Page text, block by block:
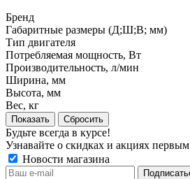
Бренд
Габаритные размеры (Д;Ш;В; мм)
Тип двигателя
Потребляемая мощность, Вт
Производительность, л/мин
Ширина, мм
Высота, мм
Вес, кг
Сбросить
Будьте всегда в курсе!
Узнавайте о скидках и акциях первым
Новости магазина